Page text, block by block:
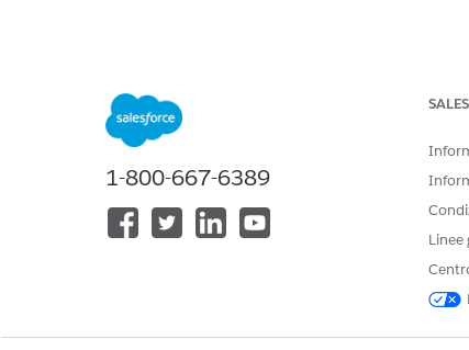
Facci sapere, così possiamo
1-800-667-6389
Linee